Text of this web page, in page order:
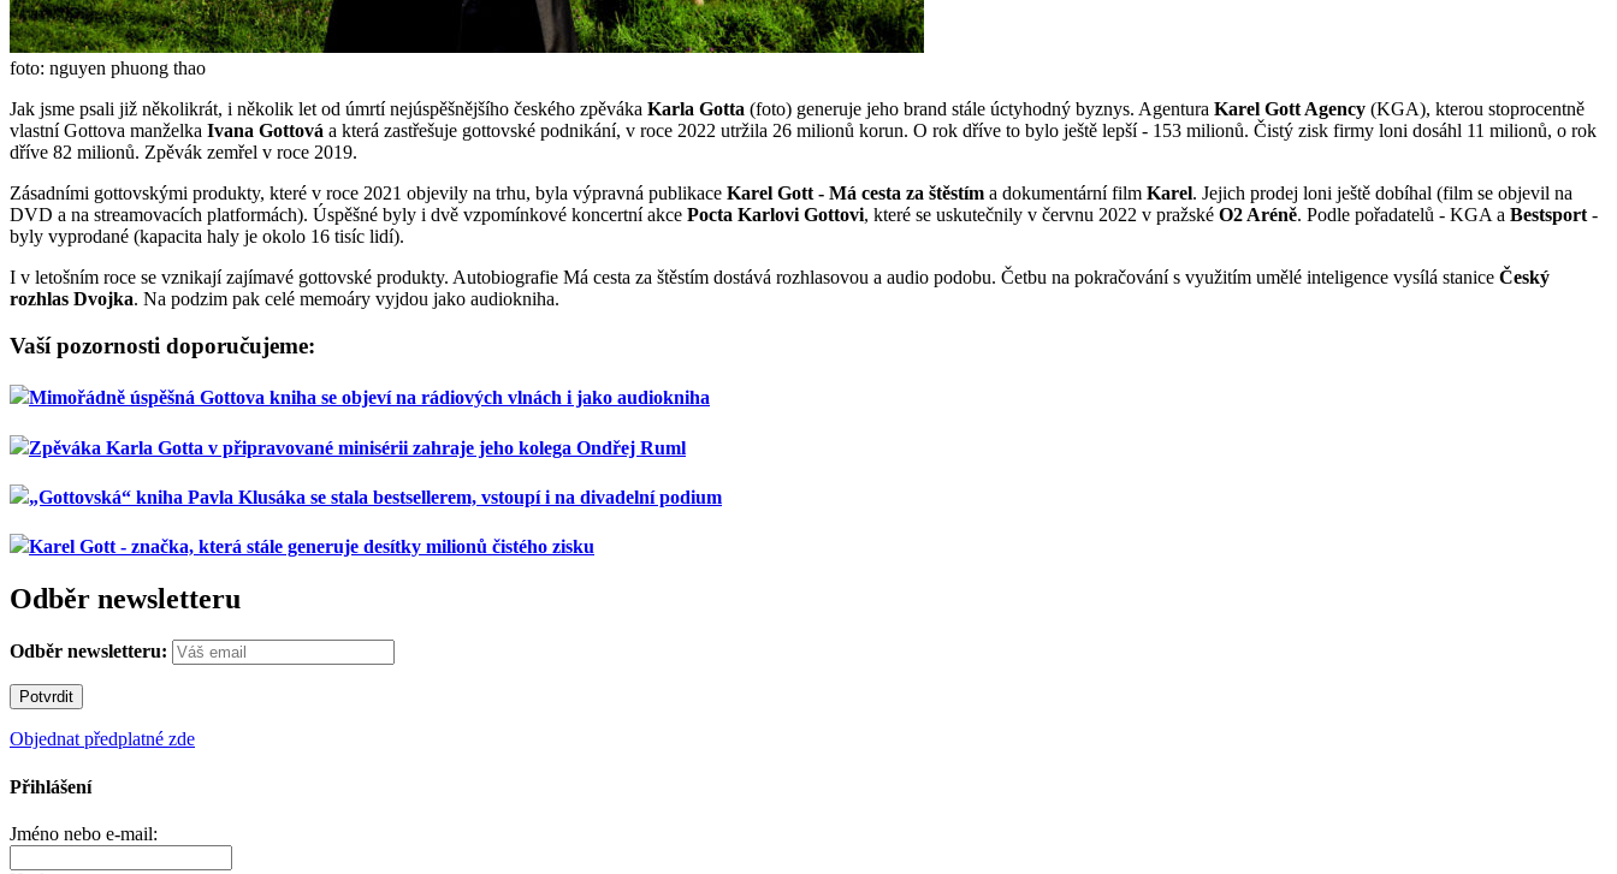
foto: nguyen phuong thao
Jak jsme psali již několikrát, i několik let od úmrtí nejúspěšnějšího českého zpěváka Karla Gotta (foto) generuje jeho brand stále úctyhodný byznys. Agentura Karel Gott Agency (KGA), kterou stoprocentně
vlastní Gottova manželka Ivana Gottová a která zastřešuje gottovské podnikání, v roce 2022 utržila 26 milionů korun. O rok dříve to bylo ještě lepší - 153 milionů. Čistý zisk firmy loni dosáhl 11 milionů, o rok
dříve 82 milionů. Zpěvák zemřel v roce 2019.
Zásadními gottovskými produkty, které v roce 2021 objevily na trhu, byla výpravná publikace Karel Gott - Má cesta za štěstím a dokumentární film Karel. Jejich prodej loni ještě dobíhal (film se objevil na
DVD a na streamovacích platformách). Úspěšné byly i dvě vzpomínkové koncertní akce Pocta Karlovi Gottovi, které se uskutečnily v červnu 2022 v pražské O2 Aréně. Podle pořadatelů - KGA a Bestsport-
byly vyprodané (kapacita haly je okolo 16 tisíc lidí).
I v letošním roce se vznikají zajímavé gottovské produkty. Autobiografie Má cesta za štěstím dostává rozhlasovou a audio podobu. Četbu na pokračování s využitím umělé inteligence vysílá stanice Český
rozhlas Dvojka. Na podzim pak celé memoáry vyjdou jako audiokniha.
Vaší pozornosti doporučujeme:
Mimořádně úspěšná Gottova kniha se objeví na rádiových vlnách i jako audiokniha
Zpěváka Karla Gotta v připravované minisérii zahraje jeho kolega Ondřej Ruml
„Gottovská“ kniha Pavla Klusáka se stala bestsellerem, vstoupí i na divadelní podium
Karel Gott - značka, která stále generuje desítky milionů čistého zisku
Odběr newsletteru
Odběr newsletteru:
Objednat předplatné zde
Přihlášení
Jméno nebo e-mail: